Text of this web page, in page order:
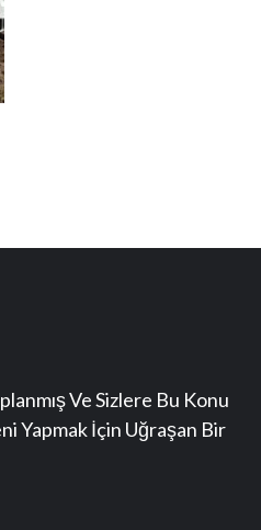
Ve Sizlere Bu Konu
Yapmak İçin Uğraşan Bir